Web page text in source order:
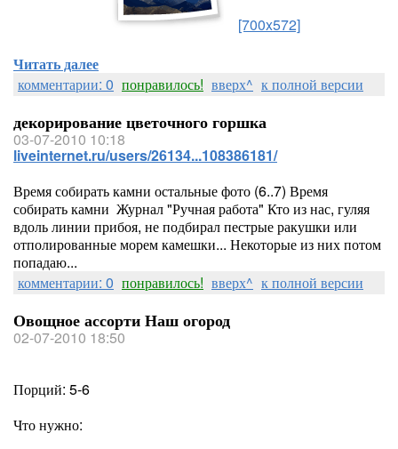
[700x572]
Читать далее
комментарии: 0 понравилось! вверх^ к полной версии
декорирование цветочного горшка
03-07-2010 10:18
liveinternet.ru/users/26134...108386181/
Время собирать камни остальные фото (6..7) Время
собирать камни Журнал "Ручная работа" Кто из нас, гуляя
вдоль линии прибоя, не подбирал пестрые ракушки или
отполированные морем камешки... Некоторые из них потом
попадаю...
комментарии: 0 понравилось! вверх^ к полной версии
Овощное ассорти Наш огород
02-07-2010 18:50
Порций: 5-6
Что нужно: